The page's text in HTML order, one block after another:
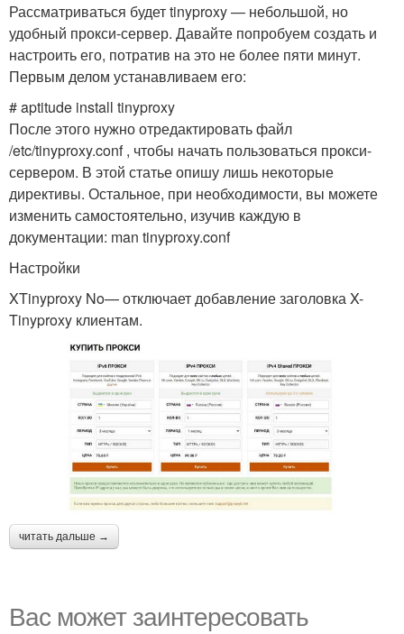
Рассматриваться будет tinyproxy — небольшой, но
удобный прокси-сервер. Давайте попробуем создать и
настроить его, потратив на это не более пяти минут.
Первым делом устанавливаем его:
# aptitude install tinyproxy
После этого нужно отредактировать файл
/etc/tinyproxy.conf , чтобы начать пользоваться прокси-
сервером. В этой статье опишу лишь некоторые
директивы. Остальное, при необходимости, вы можете
изменить самостоятельно, изучив каждую в
документации: man tinyproxy.conf
Настройки
XTinyproxy No— отключает добавление заголовка X-
Tinyproxy клиентам.
читать дальше →
Вас может заинтересовать